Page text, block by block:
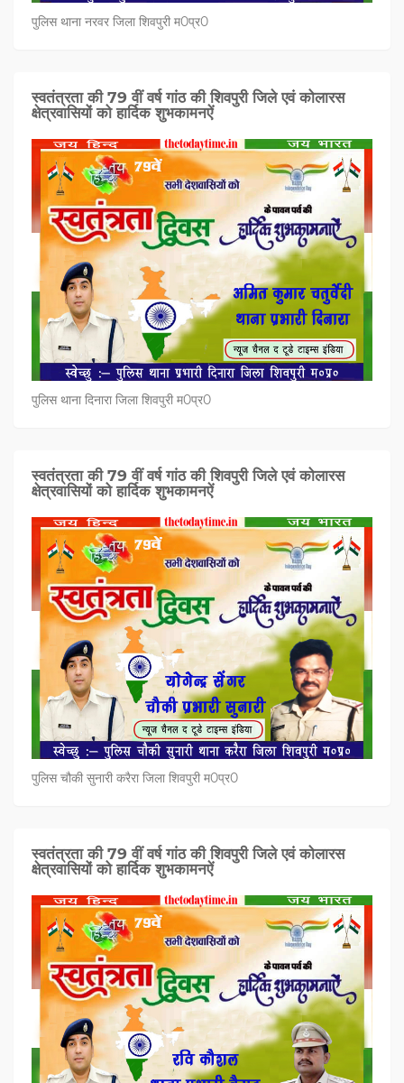
पुलिस थाना नरवर जिला शिवपुरी म0प्र0
स्वतंत्रता की 79 वीं वर्ष गांठ की शिवपुरी जिले एवं कोलारस
क्षेत्रवासियों को हार्दिक शुभकामनऐं
पुलिस थाना दिनारा जिला शिवपुरी म0प्र0
स्वतंत्रता की 79 वीं वर्ष गांठ की शिवपुरी जिले एवं कोलारस
क्षेत्रवासियों को हार्दिक शुभकामनऐं
पुलिस चौकी सुनारी करैरा जिला शिवपुरी म0प्र0
स्वतंत्रता की 79 वीं वर्ष गांठ की शिवपुरी जिले एवं कोलारस
क्षेत्रवासियों को हार्दिक शुभकामनऐं